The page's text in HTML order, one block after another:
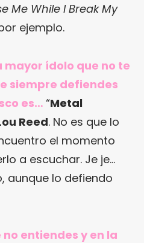
Me While I Break My
ejemplo.
mayor ídolo que no te
siempre defiendes
es… “Metal
Reed. No es que lo
el momento
a escuchar. Je je…
aunque lo defiendo
no entiendes y en la